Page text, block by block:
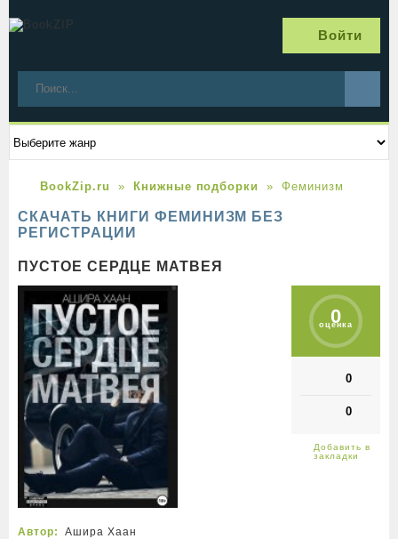
Войти
BookZip.ru Книжные подборки Феминизм
СКАЧАТЬ КНИГИ ФЕМИНИЗМ БЕЗ
РЕГИСТРАЦИИ
ПУСТОЕ СЕРДЦЕ МАТВЕЯ
0
оценка
0
0
Автор:
Ашира Хаан